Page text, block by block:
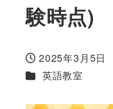
験時点)
投稿日
2025年3月5日
カテゴリー
英語教室